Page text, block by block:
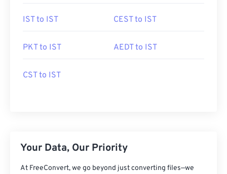
IST to IST CEST to IST
PKT to IST AEDT to IST
CST to IST
Your Data, Our Priority
At FreeConvert, we go beyond just converting files—we